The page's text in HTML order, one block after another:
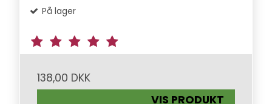
På lager
138,00 DKK
VIS PRODUKT